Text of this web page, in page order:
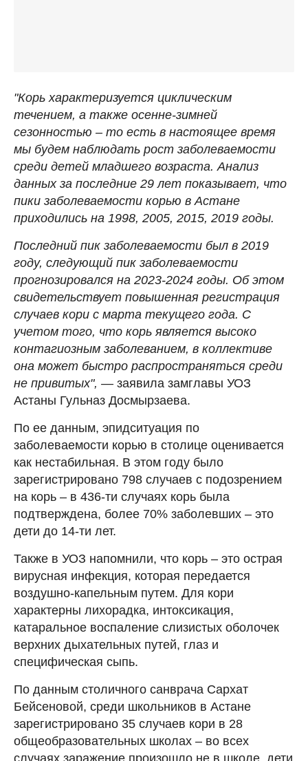
"Корь характеризуется циклическим
течением, а также осенне-зимней
сезонностью – то есть в настоящее время
мы будем наблюдать рост заболеваемости
среди детей младшего возраста. Анализ
данных за последние 29 лет показывает, что
пики заболеваемости корью в Астане
приходились на 1998, 2005, 2015, 2019 годы.
Последний пик заболеваемости был в 2019
году, следующий пик заболеваемости
прогнозировался на 2023-2024 годы. Об этом
свидетельствует повышенная регистрация
случаев кори с марта текущего года. С
учетом того, что корь является высоко
контагиозным заболеванием, в коллективе
она может быстро распространяться среди
не привитых", — заявила замглавы УОЗ
Астаны Гульназ Досмырзаева.
По ее данным, эпидситуация по
заболеваемости корью в столице оценивается
как нестабильная. В этом году было
зарегистрировано 798 случаев с подозрением
на корь – в 436-ти случаях корь была
подтверждена, более 70% заболевших – это
дети до 14-ти лет.
Также в УОЗ напомнили, что корь – это острая
вирусная инфекция, которая передается
воздушно-капельным путем. Для кори
характерны лихорадка, интоксикация,
катаральное воспаление слизистых оболочек
верхних дыхательных путей, глаз и
специфическая сыпь.
По данным столичного санврача Сархат
Бейсеновой, среди школьников в Астане
зарегистрировано 35 случаев кори в 28
общеобразовательных школах – во всех
случаях заражение произошло не в школе, дети